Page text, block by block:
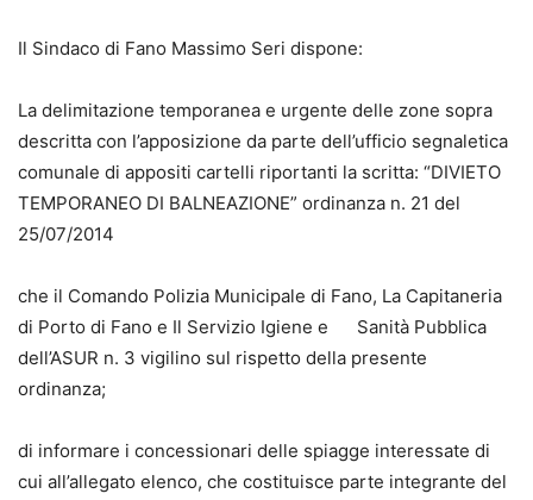
Il Sindaco di Fano Massimo Seri dispone:
La delimitazione temporanea e urgente delle zone sopra
descritta con l’apposizione da parte dell’ufficio segnaletica
comunale di appositi cartelli riportanti la scritta: “DIVIETO
TEMPORANEO DI BALNEAZIONE” ordinanza n. 21 del
25/07/2014
che il Comando Polizia Municipale di Fano, La Capitaneria
di Porto di Fano e Il Servizio Igiene e Sanità Pubblica
dell’ASUR n. 3 vigilino sul rispetto della presente
ordinanza;
di informare i concessionari delle spiagge interessate di
cui all’allegato elenco, che costituisce parte integrante del